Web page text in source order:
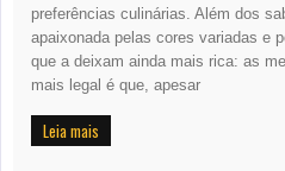
preferências culinárias. Além dos
apaixonada pelas cores variadas e
que a deixam ainda mais rica: as
mais legal é que, apesar
Leia mais